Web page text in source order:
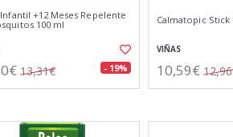
+12 Meses Repelente
100 ml
13,31€ - 19%
Calmatopic Stick
VIÑAS
10,59€